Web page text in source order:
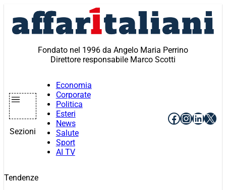
contenuto
Fondato nel 1996 da Angelo Maria Perrino
Direttore responsabile Marco Scotti
Sezioni
Economia
Corporate
Politica
Esteri
News
Salute
Sport
AI TV
Facebook
X
Tendenze